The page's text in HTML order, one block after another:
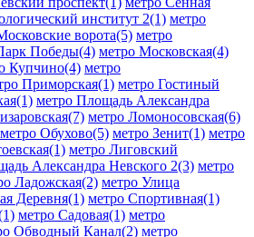
институт 2(1) метро
ворота(5) метро
Победы(4) метро Московская(4)
Купчино(4) метро
Приморская(1) метро Гостиный
метро Площадь Александра
метро Ломоносовская(6)
метро Обухово(5) метро Зенит(1) метро
метро Лиговский
Александра Невского 2(3) метро
Ладожская(2) метро Улица
Деревня(1) метро Спортивная(1)
метро Садовая(1) метро
Обводный Канал(2) метро